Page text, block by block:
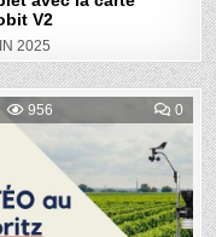
V2
2025
956 0
ON
AU
Posted